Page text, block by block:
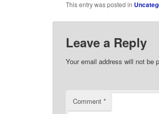
This entry was posted in
Leave a Reply
Your email address will not be
Comment *